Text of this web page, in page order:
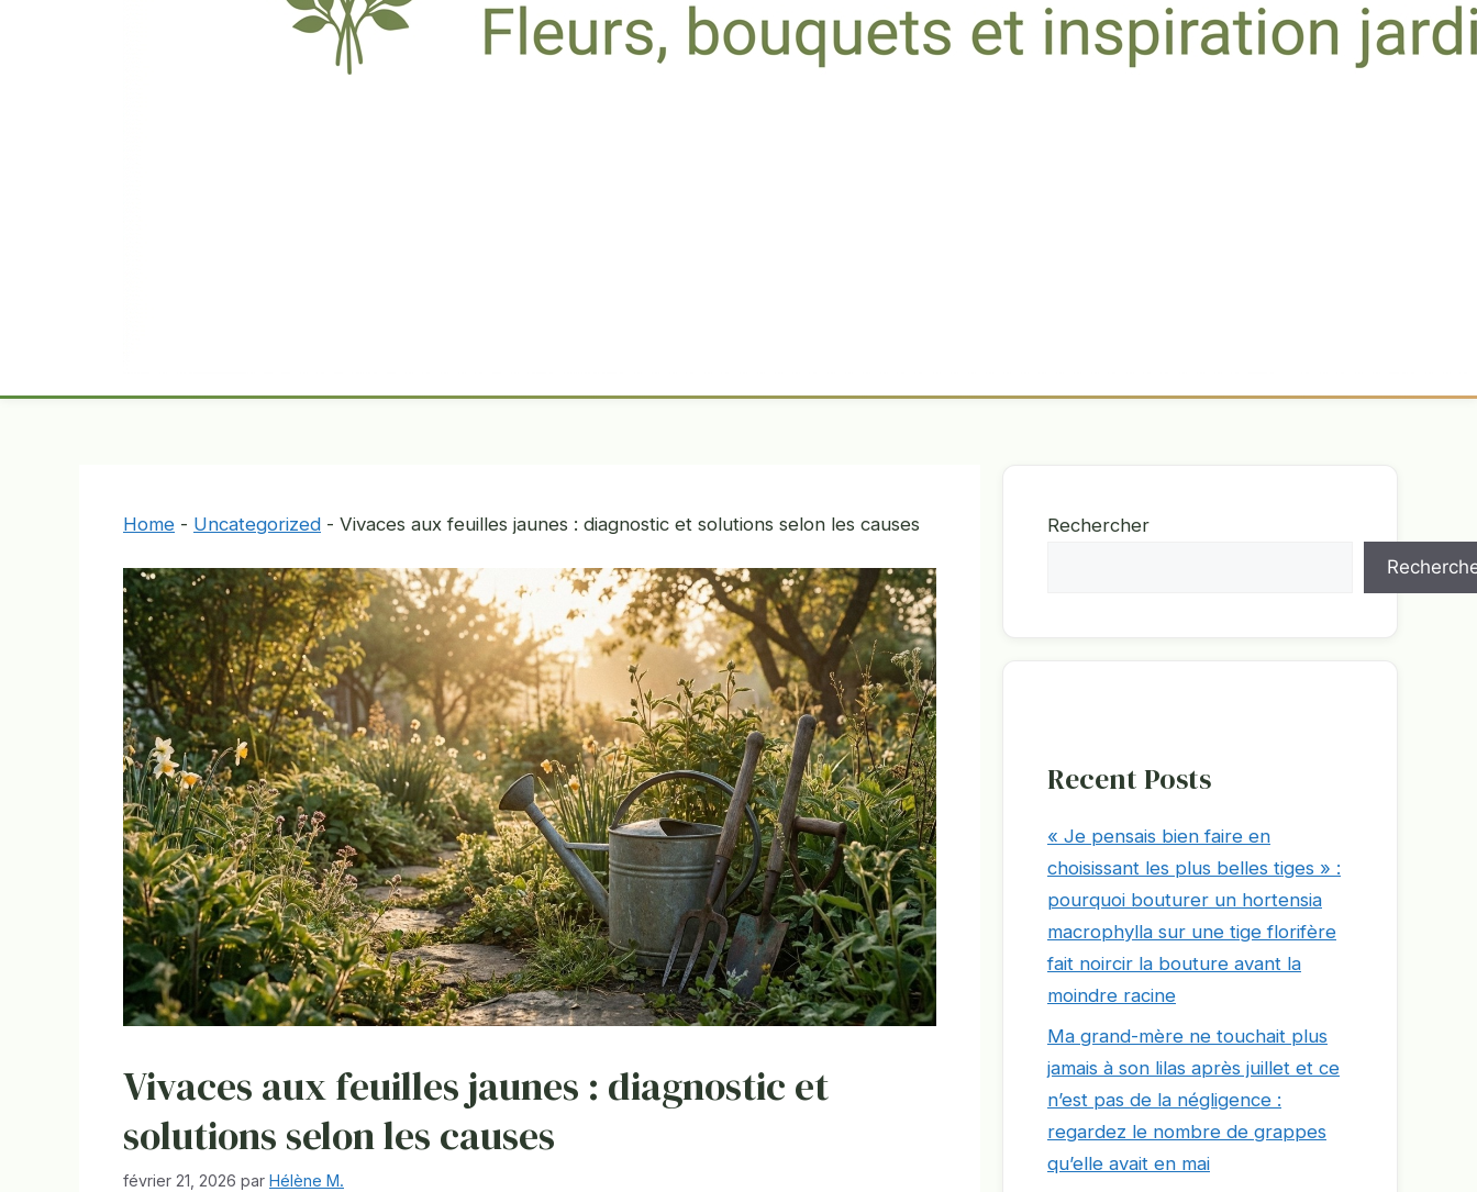
Home - Uncategorized - Vivaces aux feuilles jaunes : diagnostic et solutions selon les causes
Vivaces aux feuilles jaunes : diagnostic et
solutions selon les causes
février 21, 2026 par Hélène M.
Rechercher
Recent Posts
« Je pensais bien faire en
choisissant les plus belles tiges » :
pourquoi bouturer un hortensia
macrophylla sur une tige florifère
fait noircir la bouture avant la
moindre racine
Ma grand-mère ne touchait plus
jamais à son lilas après juillet et ce
n’est pas de la négligence :
regardez le nombre de grappes
qu’elle avait en mai